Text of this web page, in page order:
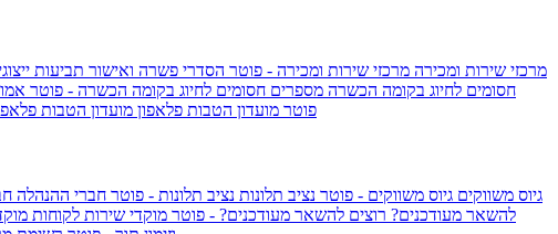
מרכזי שירות ומכירה מרכזי שירות ומכירה - פוטר הסדרי פשרה ואישור תביעות
חסומים לחיוג בקומה הכשרה מספרים חסומים לחיוג בקומה הכשרה - פוטר
IsraelieSIM by Pelephone - פוטר מועדון הטבות פלאפון מועדון הטבות
גיוס משווקים גיוס משווקים - פוטר נציב תלונות נציב תלונות - פוטר חברי ההנהלה
להשאר מעודכנים? רוצים להשאר מעודכנים? - פוטר מוקדי שירות לקוחות